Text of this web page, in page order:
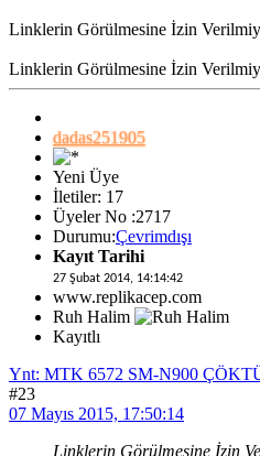
Linklerin Görülmesine İzin
Linklerin Görülmesine İzin
dadas251905
Yeni Üye
İletiler: 17
Üyeler No :2717
Durumu:Çevrimdışı
Kayıt Tarihi
27 Şubat 2014, 14:14:42
www.replikacep.com
Ruh Halim
Kayıtlı
Ynt: MTK 6572 SM-N900
#23
07 Mayıs 2015, 17:50:14
Linklerin Görülmesine İzin